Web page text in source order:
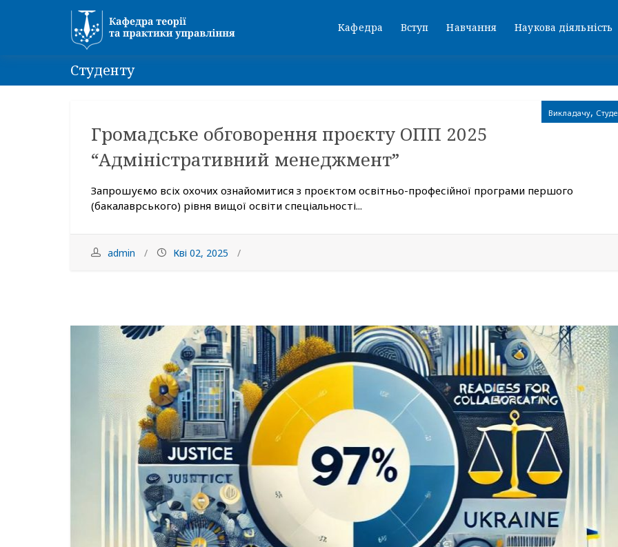
Кафедра Вступ Навчання Наукова діяльність
Студенту
Викладачу,
Громадське обговорення проєкту ОПП 2025
“Адміністративний менеджмент”
Запрошуємо всіх охочих ознайомитися з проєктом освітньо-професійної програми першого
(бакалаврського) рівня вищої освіти спеціальності...
admin Кві 02, 2025